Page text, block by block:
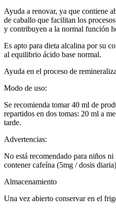
Ayuda a renovar, ya que contiene
de caballo que facilitan los
y contribuyen a la normal función
Es apto para dieta alcalina por su
al equilibrio ácido base normal.
Ayuda en el proceso de
Modo de uso:
Se recomienda tomar 40 ml de
repartidos en dos tomas: 20 ml a
tarde.
Advertencias:
No está recomendado para niños ni
contener cafeína (5mg / dosis
Almacenamiento
Una vez abierto conservar en el